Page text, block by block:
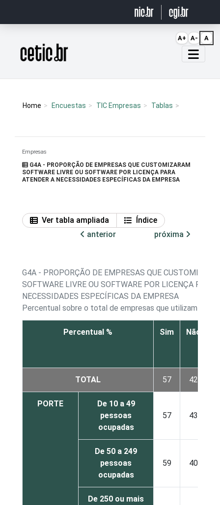
Página inicial
Home Encuestas TIC Empresas Tablas
Empresas
G4A - PROPORÇÃO DE EMPRESAS QUE CUSTOMIZARAM
SOFTWARE LIVRE OU SOFTWARE POR LICENÇA PARA
ATENDER A NECESSIDADES ESPECÍFICAS DA EMPRESA
Ver tabla ampliada
Índice
anterior
próxima
G4A - PROPORÇÃO DE EMPRESAS QUE
SOFTWARE LIVRE OU SOFTWARE POR LICENÇA PARA
NECESSIDADES ESPECÍFICAS DA EMPRESA
Percentual sobre o total de empresas que utilizam
Percentual % Sim Não
TOTAL 57 42
PORTE
De 10 a 49
pessoas
ocupadas
57 43
De 50 a 249
pessoas
ocupadas
59 40
De 250 ou mais
A+ A- A